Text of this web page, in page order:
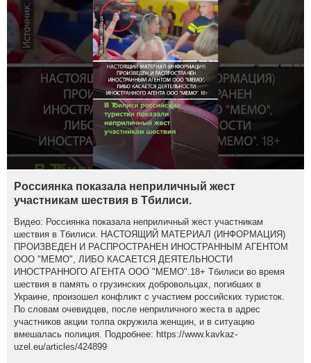
Россиянка показала неприличный жест
участникам шествия в Тбилиси.
Видео: Россиянка показала неприличный жест участникам
шествия в Тбилиси. НАСТОЯЩИЙ МАТЕРИАЛ (ИНФОРМАЦИЯ)
ПРОИЗВЕДЕН И РАСПРОСТРАНЕН ИНОСТРАННЫМ АГЕНТОМ
ООО "МЕМО", ЛИБО КАСАЕТСЯ ДЕЯТЕЛЬНОСТИ
ИНОСТРАННОГО АГЕНТА ООО "МЕМО".18+ Тбилиси во время
шествия в память о грузинских добровольцах, погибших в
Украине, произошел конфликт с участием российских туристок.
По словам очевидцев, после неприличного жеста в адрес
участников акции толпа окружила женщин, и в ситуацию
вмешалась полиция. Подробнее: https://www.kavkaz-
uzel.eu/articles/424899